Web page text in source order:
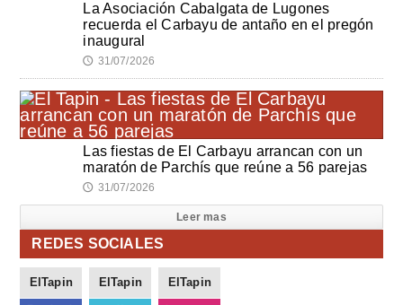
La Asociación Cabalgata de Lugones
recuerda el Carbayu de antaño en el pregón
inaugural
🕔 31/07/2026
Las fiestas de El Carbayu arrancan con un
maratón de Parchís que reúne a 56 parejas
🕔 31/07/2026
Leer mas
REDES SOCIALES
ElTapin ElTapin ElTapin